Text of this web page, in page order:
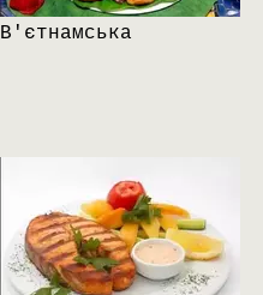
В'єтнамська